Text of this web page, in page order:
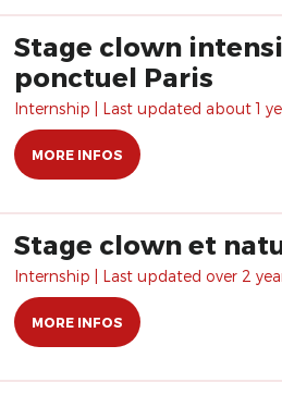
Stage clown
ponctuel Paris
Internship | Last updated about 1
MORE INFOS
Stage clown et
Internship | Last updated over 2
MORE INFOS